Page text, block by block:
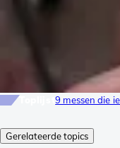
Gerelateerde topics
Toplijst9 messen die